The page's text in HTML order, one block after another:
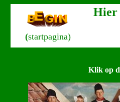
(startpagina)
Hier
Klik op